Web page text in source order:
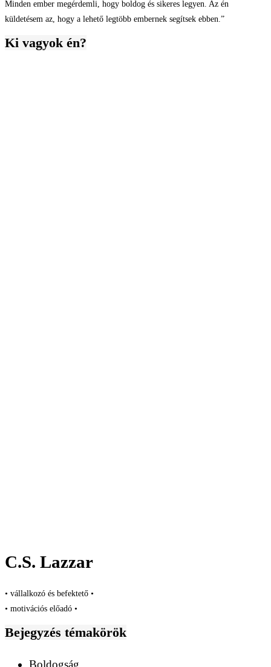
Minden ember megérdemli, hogy boldog és sikeres legyen. Az én
küldetésem az, hogy a lehető legtöbb embernek segítsek ebben.”
Ki vagyok én?
C.S. Lazzar
• vállalkozó és befektető •
• motivációs előadó •
Bejegyzés témakörök
Boldogság